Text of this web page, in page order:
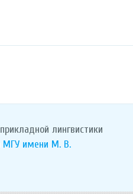
лингвистики
МГУ имени М. В.